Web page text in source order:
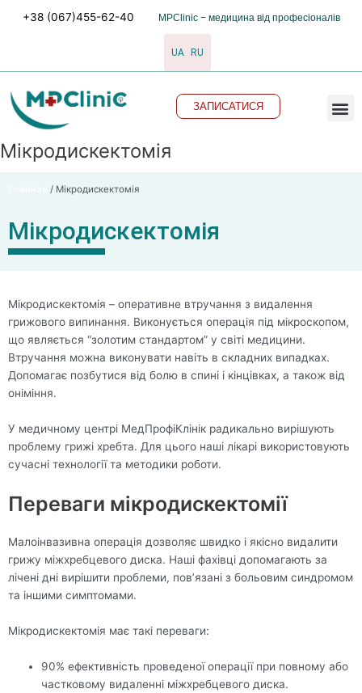
+38 (067)455-62-40 MPClinic − медицина від професіоналів
UA RU
ЗАПИСАТИСЯ
Мікродискектомія
/ Мікродискектомія
Мікродискектомія
Мікродискектомія – оперативне втручання з видалення
грижового випинання. Виконується операція під мікроскопом,
що являється “золотим стандартом” у світі медицини.
Втручання можна виконувати навіть в складних випадках.
Допомагає позбутися від болю в спині і кінцівках, а також від
оніміння.
У медичному центрі МедПрофіКлінік радикально вирішують
проблему грижі хребта. Для цього наші лікарі використовують
сучасні технології та методики роботи.
Переваги мікродискектомії
Малоінвазивна операція дозволяє швидко і якісно видалити
грижу міжхребцевого диска. Наші фахівці допомагають за
лічені дні вирішити проблеми, пов’язані з больовим синдромом
та іншими симптомами.
Мікродискектомія має такі переваги:
90% ефективність проведеної операції при повному або
частковому видаленні міжхребцевого диска.